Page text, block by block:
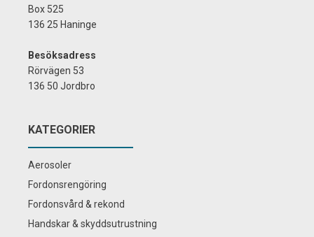
Box 525
136 25 Haninge
Besöksadress
Rörvägen 53
136 50 Jordbro
KATEGORIER
Aerosoler
Fordonsrengöring
Fordonsvård & rekond
Handskar & skyddsutrustning